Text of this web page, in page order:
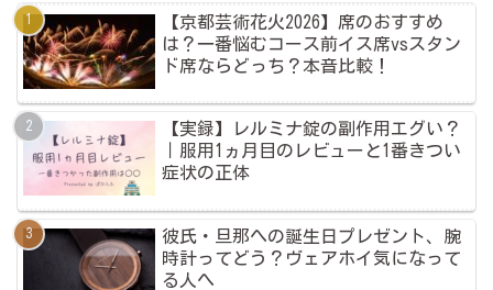
【京都芸術花火2026】席のおすすめ
は？一番悩むコース前イス席vsスタン
ド席ならどっち？本音比較！
【実録】レルミナ錠の副作用エグい？
｜服用1ヵ月目のレビューと1番きつい
症状の正体
彼氏・旦那への誕生日プレゼント、腕
時計ってどう？ヴェアホイ気になって
る人へ